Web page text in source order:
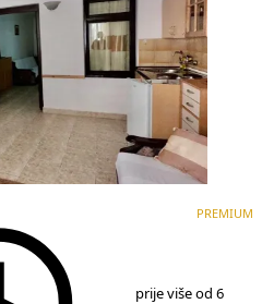
PREMIUM
prije više od 6